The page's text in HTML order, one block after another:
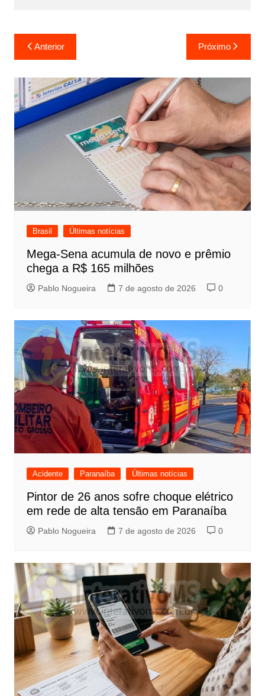
Navegação
de
Post
Anterior Próximo
Brasil Últimas notícias
Mega-Sena acumula de novo e prêmio
chega a R$ 165 milhões
Pablo Nogueira 7 de agosto de 2026 0
Acidente Paranaíba Últimas notícias
Pintor de 26 anos sofre choque elétrico
em rede de alta tensão em Paranaíba
Pablo Nogueira 7 de agosto de 2026 0